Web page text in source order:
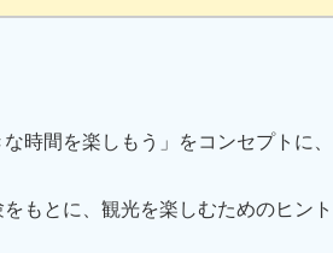
時間を楽しもう」をコンセプトに
もとに、観光を楽しむためのヒント